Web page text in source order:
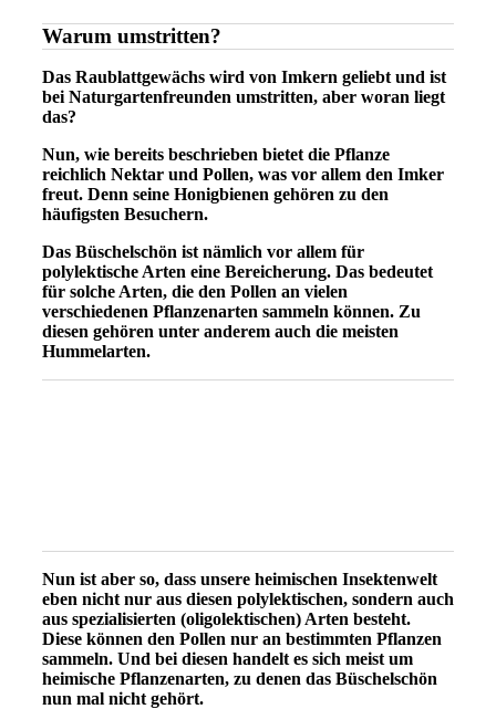
Warum umstritten?
Das Raublattgewächs wird von Imkern geliebt und ist
bei Naturgartenfreunden umstritten, aber woran liegt
das?
Nun, wie bereits beschrieben bietet die Pflanze
reichlich Nektar und Pollen, was vor allem den Imker
freut. Denn seine Honigbienen gehören zu den
häufigsten Besuchern.
Das Büschelschön ist nämlich vor allem für
polylektische Arten eine Bereicherung. Das bedeutet
für solche Arten, die den Pollen an vielen
verschiedenen Pflanzenarten sammeln können. Zu
diesen gehören unter anderem auch die meisten
Hummelarten.
Nun ist aber so, dass unsere heimischen Insektenwelt
eben nicht nur aus diesen polylektischen, sondern auch
aus spezialisierten (oligolektischen) Arten besteht.
Diese können den Pollen nur an bestimmten Pflanzen
sammeln. Und bei diesen handelt es sich meist um
heimische Pflanzenarten, zu denen das Büschelschön
nun mal nicht gehört.